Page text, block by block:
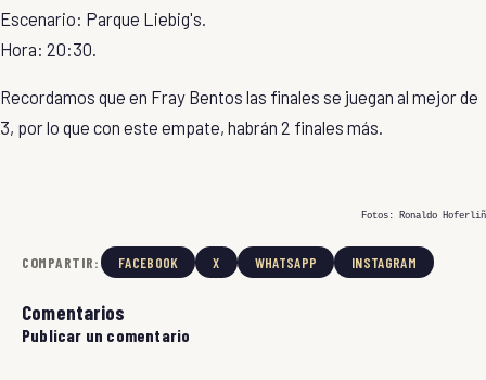
Escenario: Parque Liebig's
Hora: 20:30.
Recordamos que en Fray Bentos las finales se juegan al mejor de
3, por lo que con este empate, habrán 2 finales más.
Fotos: Ronaldo Hoferliñ
COMPARTIR: FACEBOOK X WHATSAPP INSTAGRAM
Comentarios
Publicar un comentario